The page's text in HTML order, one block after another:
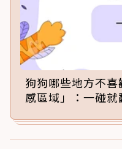
狗狗哪些地方不
感區域」：一碰就